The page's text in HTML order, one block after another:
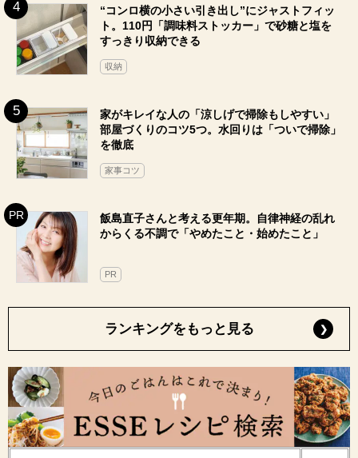
“コンロ横の小さい引き出し”にジャストフィッ
ト。110円「調味料ストッカー」で砂糖と塩を
すっきり収納できる
収納
家がキレイな人の「涼しげで掃除もしやすい」
部屋づくりのコツ5つ。水回りは「ついで掃除」
を徹底
家事コツ
飯島直子さんと考える更年期。自律神経の乱れ
からくる不調で「やめたこと・始めたこと」
PR
ランキングをもっと見る